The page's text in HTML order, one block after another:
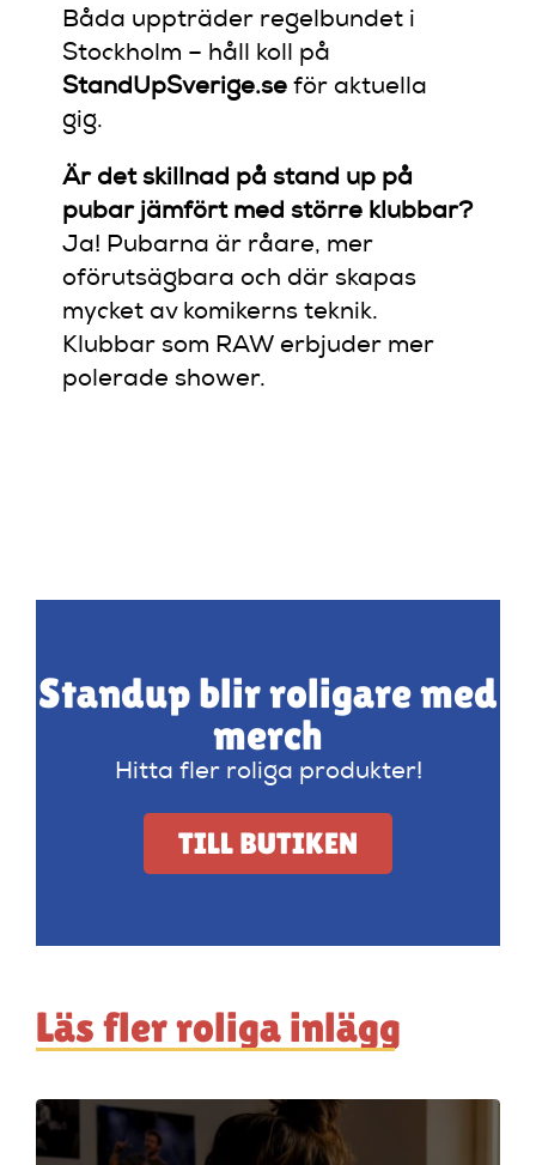
Båda uppträder regelbundet i
Stockholm – håll koll på
StandUpSverige.se för aktuella
gig.
Är det skillnad på stand up på
pubar jämfört med större klubbar?
Ja! Pubarna är råare, mer
oförutsägbara och där skapas
mycket av komikerns teknik.
Klubbar som RAW erbjuder mer
polerade shower.
Standup blir roligare med
merch
Hitta fler roliga produkter!
TILL BUTIKEN
Läs fler roliga inlägg